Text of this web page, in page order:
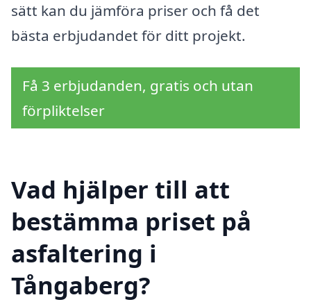
sätt kan du jämföra priser och få det
bästa erbjudandet för ditt projekt.
Få 3 erbjudanden, gratis och utan
förpliktelser
Vad hjälper till att
bestämma priset på
asfaltering i
Tångaberg?